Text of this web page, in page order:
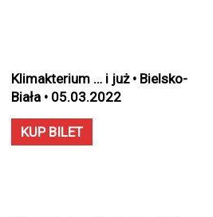
Klimakterium … i już • Bielsko-
Biała • 05.03.2022
KUP BILET